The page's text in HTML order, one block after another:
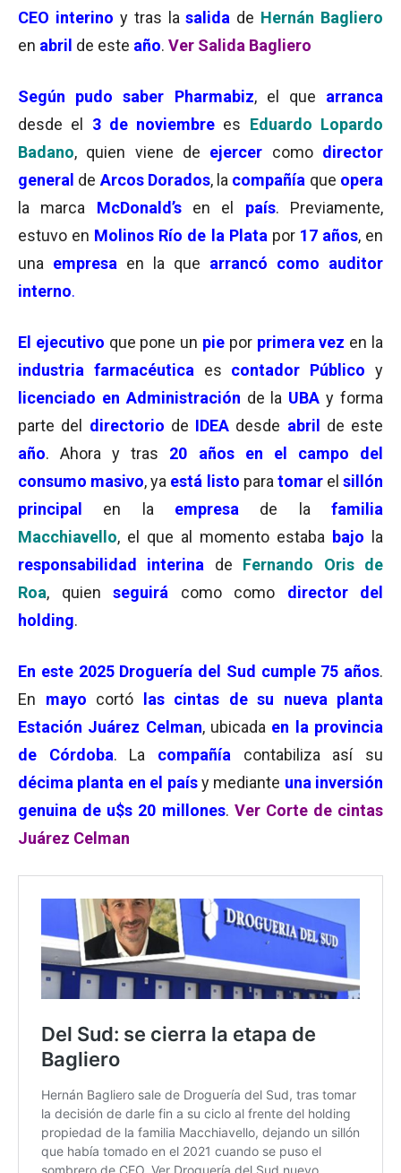
CEO interino y tras lasalida de Hernán Bagliero
en abril de este año. Ver Salida Bagliero
Según pudo saber Pharmabiz, el que arranca
desde el 3 de noviembre es Eduardo Lopardo
Badano, quien viene de ejercer como director
general de Arcos Dorados, la compañía que opera
la marca McDonald’sen el país. Previamente,
estuvo en Molinos Río de la Plata por17 años, en
una empresa en la que arrancó como auditor
interno.
El ejecutivo que pone un pie por primera vez en la
industria farmacéutica es contador Público y
licenciado en Administración de la UBA y forma
parte del directorio de IDEA desde abril
de este
año. Ahora y tras 20 años en el campo del
consumo masivo, ya está listo para tomar el sillón
principal
en la empresa de lafamilia
Macchiavello, el que al momento estaba bajo
la
responsabilidad interina
de Fernando Oris de
Roa, quien seguirá como como director del
holding.
En este 2025Droguería del Sud cumple 75 años.
En mayo cortó
las cintas de su nueva planta
Estación Juárez Celman, ubicada en la provincia
de Córdoba. La compañía
contabiliza así su
décima planta en el paísy mediante una inversión
genuina de u$s 20 millones. Ver Corte de cintas
Juárez Celman